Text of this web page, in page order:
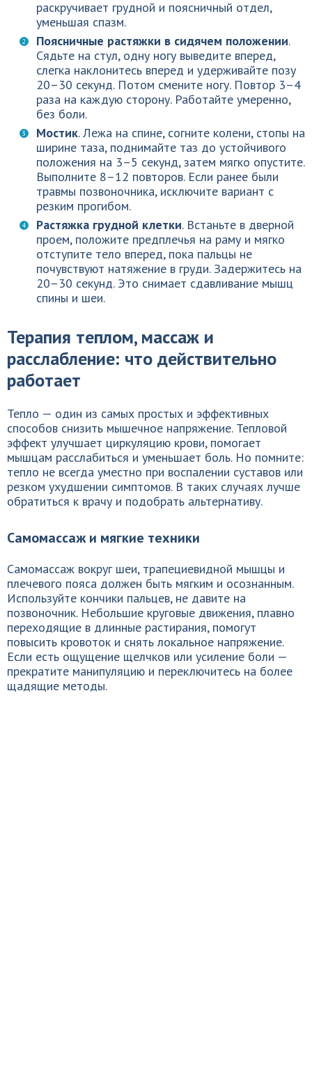
раскручивает грудной и поясничный отдел,
уменьшая спазм.
Поясничные растяжки в сидячем положении.
Сядьте на стул, одну ногу выведите вперед,
слегка наклонитесь вперед и удерживайте позу
20–30 секунд. Потом смените ногу. Повтор 3–4
раза на каждую сторону. Работайте умеренно,
без боли.
Мостик. Лежа на спине, согните колени, стопы на
ширине таза, поднимайте таз до устойчивого
положения на 3–5 секунд, затем мягко опустите.
Выполните 8–12 повторов. Если ранее были
травмы позвоночника, исключите вариант с
резким прогибом.
Растяжка грудной клетки. Встаньте в дверной
проем, положите предплечья на раму и мягко
отступите тело вперед, пока пальцы не
почувствуют натяжение в груди. Задержитесь на
20–30 секунд. Это снимает сдавливание мышц
спины и шеи.
Терапия теплом, массаж и
расслабление: что действительно
работает
Тепло — один из самых простых и эффективных
способов снизить мышечное напряжение. Тепловой
эффект улучшает циркуляцию крови, помогает
мышцам расслабиться и уменьшает боль. Но помните:
тепло не всегда уместно при воспалении суставов или
резком ухудшении симптомов. В таких случаях лучше
обратиться к врачу и подобрать альтернативу.
Самомассаж и мягкие техники
Самомассаж вокруг шеи, трапециевидной мышцы и
плечевого пояса должен быть мягким и осознанным.
Используйте кончики пальцев, не давите на
позвоночник. Небольшие круговые движения, плавно
переходящие в длинные растирания, помогут
повысить кровоток и снять локальное напряжение.
Если есть ощущение щелчков или усиление боли —
прекратите манипуляцию и переключитесь на более
щадящие методы.